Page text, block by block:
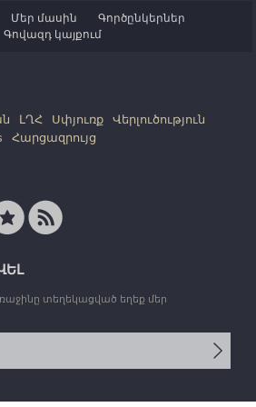
Մեր մասին
Գործընկերներ
Գովազդ կայքում
ԼՂՀ Սփյուռք
Վերլուծություն
Հարցազրույց
տեղեկացված եղեք մեր